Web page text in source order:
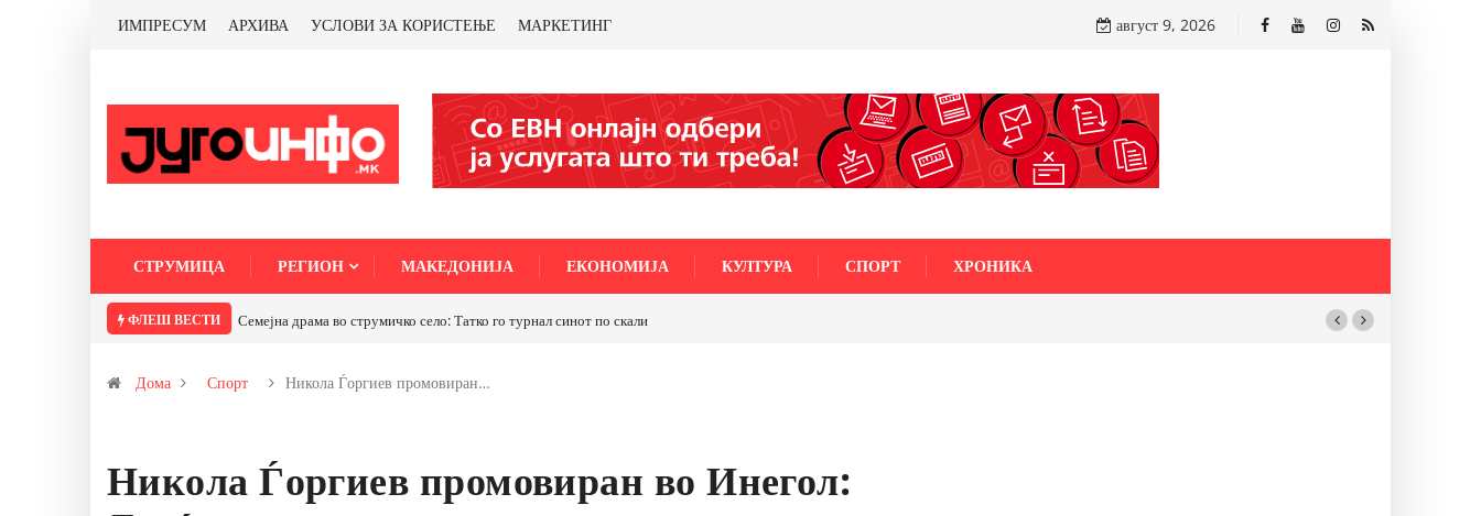
ИМПРЕСУМ АРХИВА УСЛОВИ ЗА КОРИСТЕЊЕ МАРКЕТИНГ август 9, 2026
СТРУМИЦА РЕГИОН МАКЕДОНИЈА ЕКОНОМИЈА КУЛТУРА СПОРТ ХРОНИКА
ФЛЕШ ВЕСТИ Семејна драма во струмичко село: Татко го турнал синот по скали
Дома Спорт Никола Ѓоргиев промовиран…
Никола Ѓоргиев промовиран во Инегол: